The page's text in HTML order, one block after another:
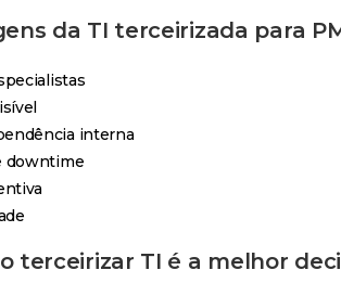
da TI terceirizada para
interna
downtime
terceirizar TI é a melhor